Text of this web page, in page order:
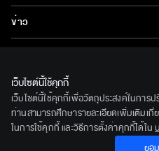
ซีรีส์นานาชาติ
การ์ตูน & เกม
ข่าว
ข่าวประชาสัมพันธ์
ทีวีออนไลน์
เกี่ยวกับเรา
BEC World
รู้จักเรา
ติดตามเราได้ที่
เว็บไซต์นี้ใช้คุกกี้
เว็บไซต์นี้ใช้คุกกี้เพื่อวัตถุประสงค์ในการ
ท่านสามารถศึกษารายละเอียดเพิ่มเติมเ
ในการใช้คุกกี้ และวิธีการตั้งค่าคุกกี้ได้ใน
ยอ